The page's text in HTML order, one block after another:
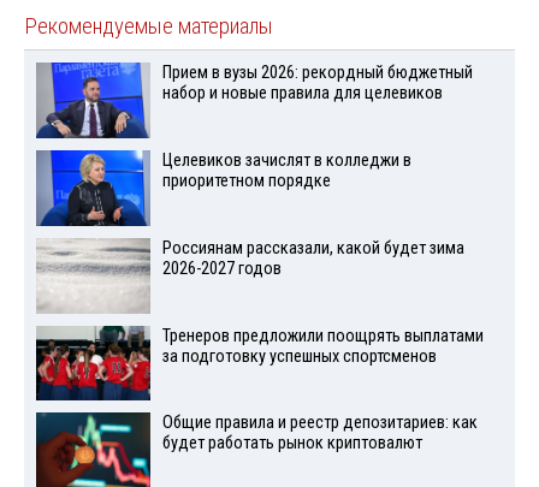
Рекомендуемые материалы
Прием в вузы 2026: рекордный бюджетный
набор и новые правила для целевиков
Целевиков зачислят в колледжи в
приоритетном порядке
Россиянам рассказали, какой будет зима
2026-2027 годов
Тренеров предложили поощрять выплатами
за подготовку успешных спортсменов
Общие правила и реестр депозитариев: как
будет работать рынок криптовалют